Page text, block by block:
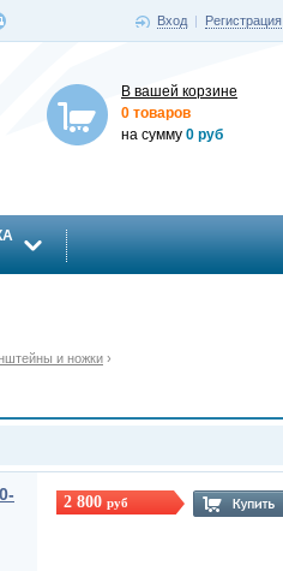
Вход | Регистрация
В вашей корзине
0 товаров
на сумму 0 руб
и ножки ›
2 800 руб